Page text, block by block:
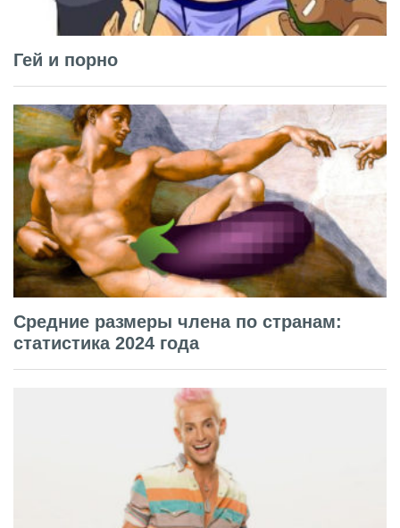
Гей и порно
Средние размеры члена по странам:
статистика 2024 года